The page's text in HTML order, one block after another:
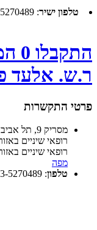
טלפון ישיר:
ר.ש. אלעד
פרטי התקשרות
מסריק 9, תל אביב
רופאי שיניים
רופאי שיניים
מפה
טלפון:
5270489